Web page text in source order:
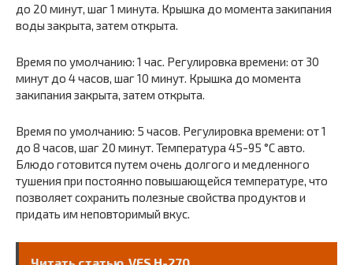
до 20 минут, шаг 1 минута. Крышка до момента закипания
воды закрыта, затем открыта.
Время по умолчанию: 1 час. Регулировка времени: от 30
минут до 4 часов, шаг 10 минут. Крышка до момента
закипания закрыта, затем открыта.
Время по умолчанию: 5 часов. Регулировка времени: от 1
до 8 часов, шаг 20 минут. Температура 45-95 °С авто.
Блюдо готовится путем очень долгого и медленного
тушения при постоянно повышающейся температуре, что
позволяет сохранить полезные свойства продуктов и
придать им неповторимый вкус.